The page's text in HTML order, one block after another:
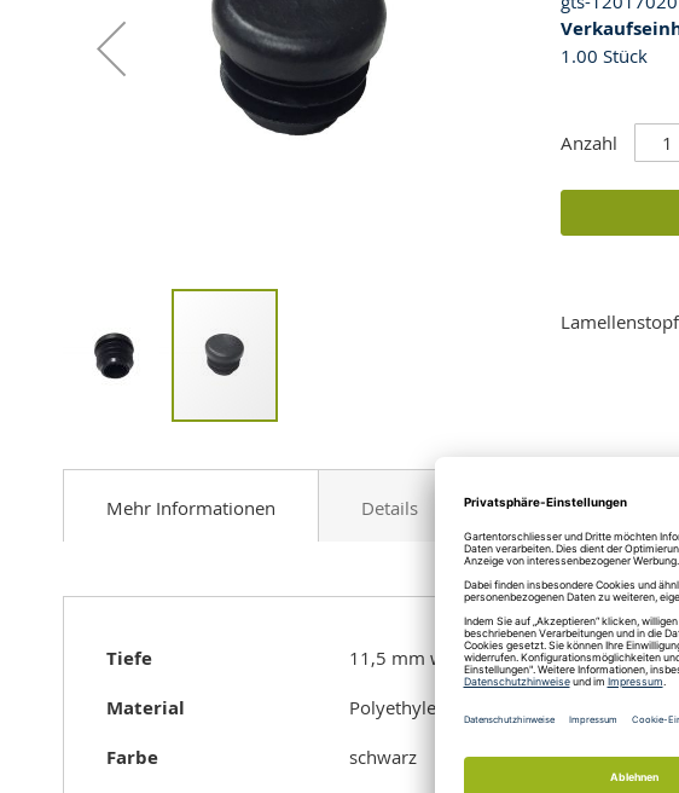
beginning
of
images
1.00 Stück
Anzahl
Mehr Informationen
Mehr
Tiefe 11,5 mm w/o cap
Material Polyethylen
Farbe schwarz
Details Bewertungen